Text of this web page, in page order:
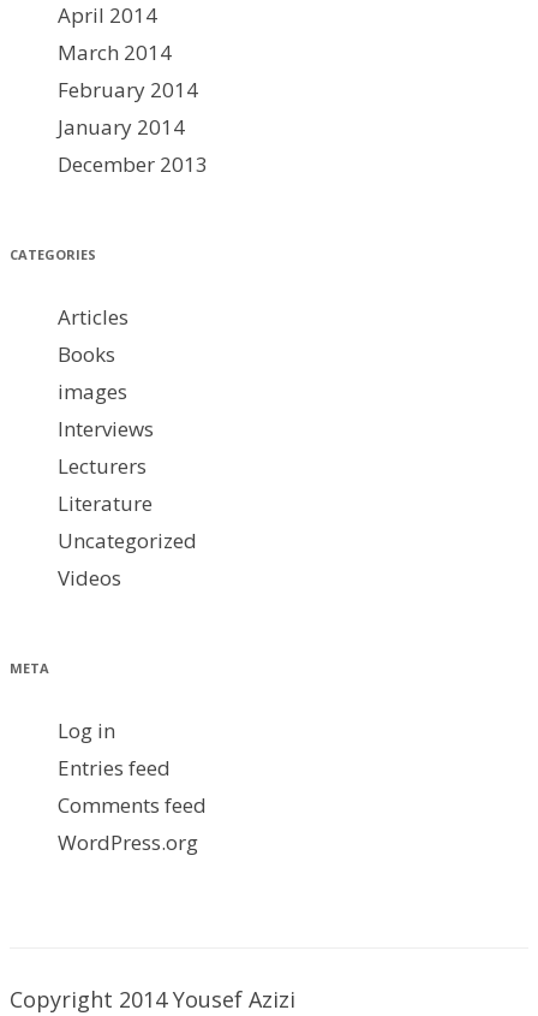
April 2014
March 2014
February 2014
January 2014
December 2013
CATEGORIES
Articles
Books
images
Interviews
Lecturers
Literature
Uncategorized
Videos
META
Log in
Entries feed
Comments feed
WordPress.org
Copyright 2014 Yousef Azizi